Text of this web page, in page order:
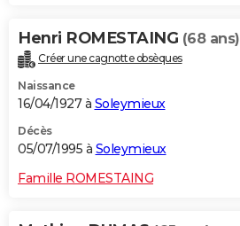
Henri ROMESTAING (68 ans)
Créer une cagnotte obsèques
Naissance
16/04/1927 à Soleymieux
Décès
05/07/1995 à Soleymieux
Famille ROMESTAING